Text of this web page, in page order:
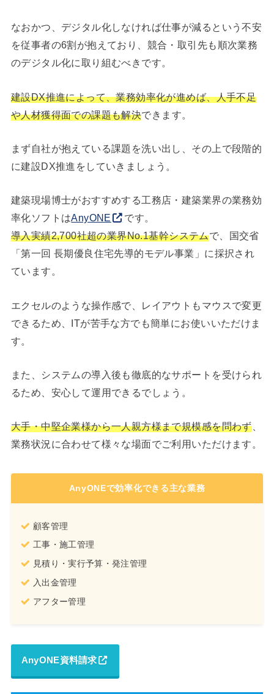
なおかつ、デジタル化しなければ仕事が減るという不安
を従事者の6割が抱えており、競合・取引先も順次業務
のデジタル化に取り組むべきです。
建設DX推進によって、業務効率化が進めば、人手不足
や人材獲得面での課題も解決できます。
まず自社が抱えている課題を洗い出し、その上で段階的
に建設DX推進をしていきましょう。
建築現場博士がおすすめする工務店・建築業界の業務効
率化ソフトはAnyONE
です。
導入実績2,700社超の業界No.1基幹システムで、国交省
「第一回 長期優良住宅先導的モデル事業」に採択され
ています。
エクセルのような操作感で、レイアウトもマウスで変更
できるため、ITが苦手な方でも簡単にお使いいただけま
す。
また、システムの導入後も徹底的なサポートを受けられ
るため、安心して運用できるでしょう。
大手・中堅企業様から一人親方様まで規模感を問わず、
業務状況に合わせて様々な場面でご利用いただけます。
AnyONEで効率化できる主な業務
顧客管理
工事・施工管理
見積り・実行予算・発注管理
入出金管理
アフター管理
AnyONE資料請求